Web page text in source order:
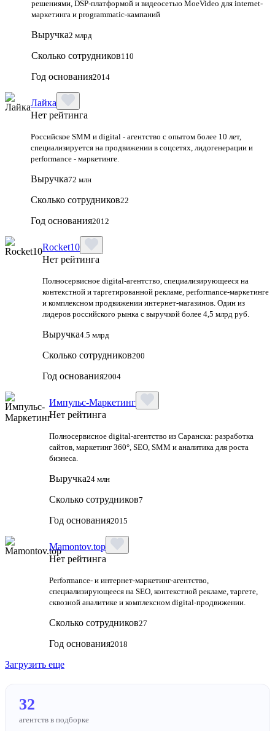
решениями, DSP-платформой и видеосетью MoeVideo для internet-
маркетинга и programmatic-кампаний
Выручка2 млрд
Сколько сотрудников110
Год основания2014
Лайка
Нет рейтинга
Российское SMM и digital - агентство с опытом более 10 лет,
специализируется на продвижении в соцсетях, лидогенерации и
performance - маркетинге.
Выручка72 млн
Сколько сотрудников22
Год основания2012
Rocket10
Нет рейтинга
Полносервисное digital-агентство, специализирующееся на
контекстной и таргетированной рекламе, performance-маркетинге
и комплексном продвижении интернет-магазинов. Один из
лидеров российского рынка с выручкой более 4,5 млрд руб.
Выручка4.5 млрд
Сколько сотрудников200
Год основания2004
Импульс-Маркетинг
Нет рейтинга
Полносервисное digital-агентство из Саранска: разработка
сайтов, маркетинг 360°, SEO, SMM и аналитика для роста
бизнеса.
Выручка24 млн
Сколько сотрудников7
Год основания2015
Mamontov.top
Нет рейтинга
Performance‑ и интернет‑маркетинг‑агентство,
специализирующееся на SEO, контекстной рекламе, таргете,
сквозной аналитике и комплексном digital‑продвижении.
Сколько сотрудников27
Год основания2018
Загрузить еще
32
агентств в подборке